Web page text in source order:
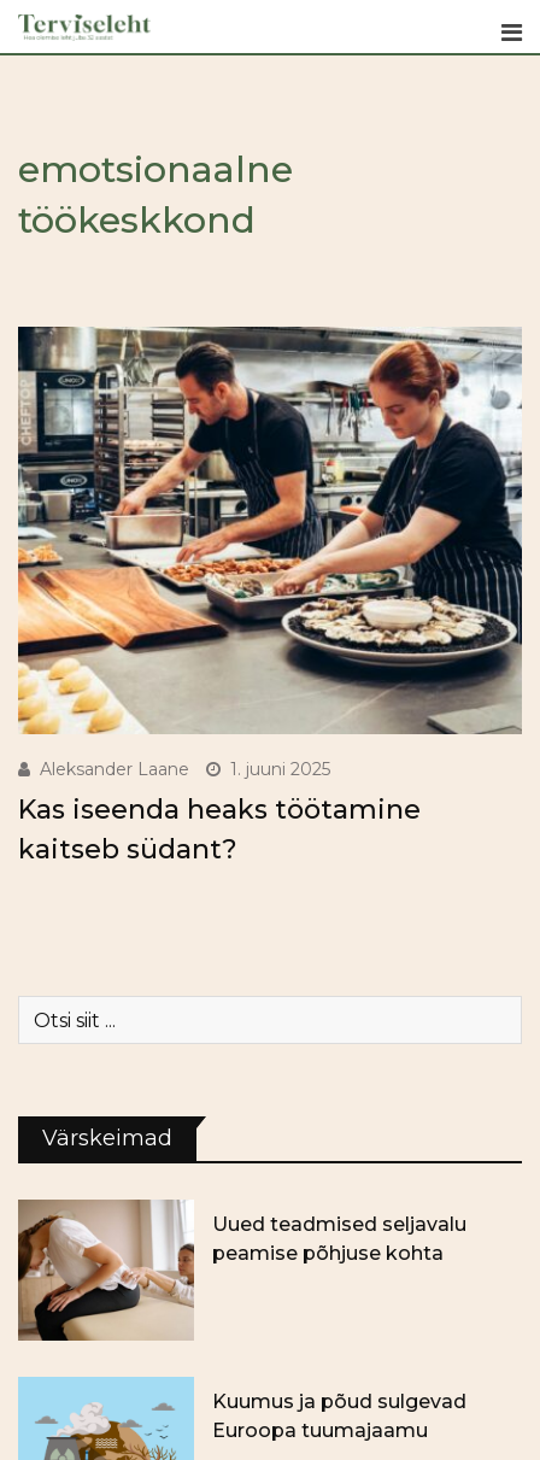
Skip
emotsionaalne
töökeskkond
Aleksander Laane 1. juuni 2025
Kas iseenda heaks töötamine
kaitseb südant?
Värskeimad
Uued teadmised seljavalu
peamise põhjuse kohta
Kuumus ja põud sulgevad
Euroopa tuumajaamu